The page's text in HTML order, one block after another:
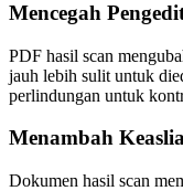
Mencegah
PDF hasil scan
jauh lebih sulit untuk
perlindungan untuk
Menambah
Dokumen hasil scan